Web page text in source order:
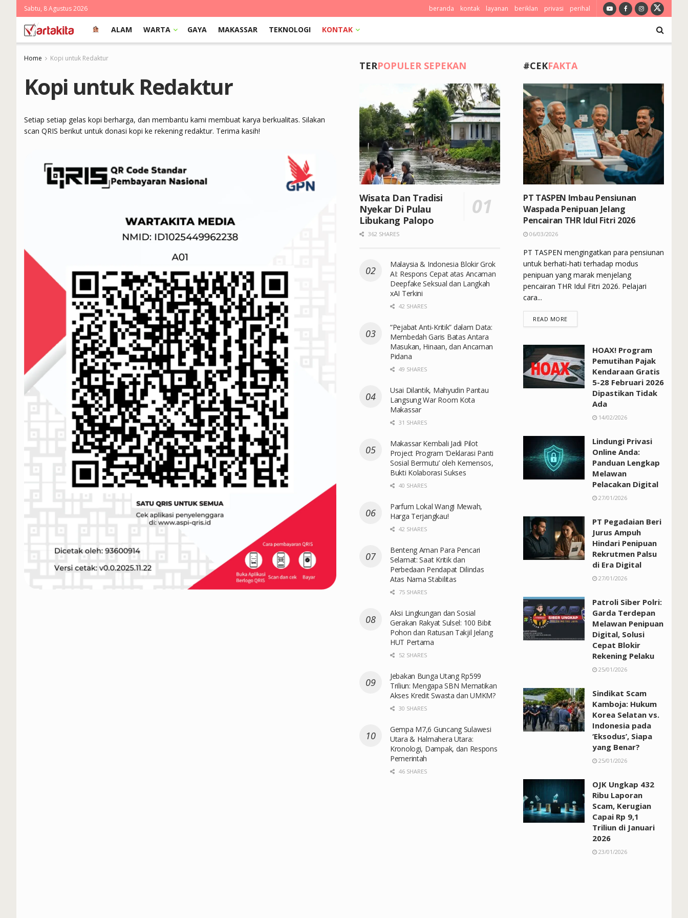
Sabtu, 8 Agustus 2026 beranda kontak layanan beriklan privasi perihal
ALAM WARTA GAYA MAKASSAR TEKNOLOGI KONTAK
Home Kopi untuk Redaktur
Kopi untuk Redaktur
Setiap setiap gelas kopi berharga, dan membantu kami membuat karya berkualitas. Silakan
scan QRIS berikut untuk donasi kopi ke rekening redaktur. Terima kasih!
TERPOPULER SEPEKAN
Wisata Dan Tradisi
Nyekar Di Pulau
Libukang Palopo
362 SHARES
Malaysia & Indonesia Blokir Grok
AI: Respons Cepat atas Ancaman
Deepfake Seksual dan Langkah
xAI Terkini
42 SHARES
“Pejabat Anti-Kritik” dalam Data:
Membedah Garis Batas Antara
Masukan, Hinaan, dan Ancaman
Pidana
49 SHARES
Usai Dilantik, Mahyudin Pantau
Langsung War Room Kota
Makassar
31 SHARES
Makassar Kembali Jadi Pilot
Project Program ‘Deklarasi Panti
Sosial Bermutu’ oleh Kemensos,
Bukti Kolaborasi Sukses
40 SHARES
Parfum Lokal Wangi Mewah,
Harga Terjangkau!
42 SHARES
Benteng Aman Para Pencari
Selamat: Saat Kritik dan
Perbedaan Pendapat Dilindas
Atas Nama Stabilitas
75 SHARES
Aksi Lingkungan dan Sosial
Gerakan Rakyat Sulsel: 100 Bibit
Pohon dan Ratusan Takjil Jelang
HUT Pertama
52 SHARES
Jebakan Bunga Utang Rp599
Triliun: Mengapa SBN Mematikan
Akses Kredit Swasta dan UMKM?
30 SHARES
Gempa M7,6 Guncang Sulawesi
Utara & Halmahera Utara:
Kronologi, Dampak, dan Respons
Pemerintah
46 SHARES
#CEKFAKTA
PT TASPEN Imbau Pensiunan
Waspada Penipuan Jelang
Pencairan THR Idul Fitri 2026
06/03/2026
PT TASPEN mengingatkan para pensiunan
untuk berhati-hati terhadap modus
penipuan yang marak menjelang
pencairan THR Idul Fitri 2026. Pelajari
cara...
READ MOREDETAILS
HOAX! Program
Pemutihan Pajak
Kendaraan Gratis
5-28 Februari 2026
Dipastikan Tidak
Ada
14/02/2026
Lindungi Privasi
Online Anda:
Panduan Lengkap
Melawan
Pelacakan Digital
27/01/2026
PT Pegadaian Beri
Jurus Ampuh
Hindari Penipuan
Rekrutmen Palsu
di Era Digital
27/01/2026
Patroli Siber Polri:
Garda Terdepan
Melawan Penipuan
Digital, Solusi
Cepat Blokir
Rekening Pelaku
25/01/2026
Sindikat Scam
Kamboja: Hukum
Korea Selatan vs.
Indonesia pada
‘Eksodus’, Siapa
yang Benar?
25/01/2026
OJK Ungkap 432
Ribu Laporan
Scam, Kerugian
Capai Rp 9,1
Triliun di Januari
2026
23/01/2026